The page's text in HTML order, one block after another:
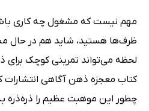
مهم نیست که مشغول چه کاری
ظرف‌ها هستید، شاید هم در حال
لحظه می‌تواند تمرینی کوچک برای
کتاب معجزه ذهن آگاهی انتشارات
چطور این موهبت عظیم را ذره‌ذره